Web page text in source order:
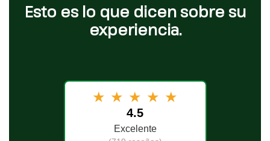
Esto es lo que dicen sobre su
experiencia.
★ ★ ★ ★ ★
4.5
Excelente